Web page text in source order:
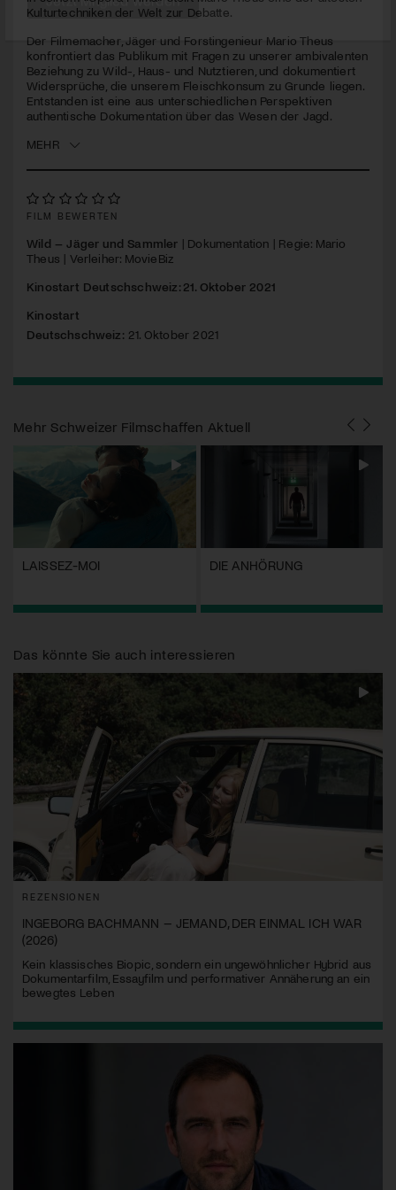
seconds
Kulturtechniken der Welt zur Debatte.
Der Filmemacher, Jäger und Forstingenieur Mario Theus
konfrontiert das Publikum mit Fragen zu unserer ambivalenten
Beziehung zu Wild-, Haus- und Nutztieren, und dokumentiert
Widersprüche, die unserem Fleischkonsum zu Grunde liegen.
Entstanden ist eine aus unterschiedlichen Perspektiven
authentische Dokumentation über das Wesen der Jagd.
MEHR
FILM BEWERTEN
Wild – Jäger und Sammler | Dokumentation | Regie: Mario
Theus | Verleiher: MovieBiz
Kinostart Deutschschweiz: 21. Oktober 2021
Kinostart
Deutschschweiz: 21. Oktober 2021
Mehr Schweizer Filmschaffen Aktuell
LAISSEZ-MOI DIE ANHÖRUNG
Das könnte Sie auch interessieren
REZENSIONEN
INGEBORG BACHMANN – JEMAND, DER EINMAL ICH WAR
(2026)
Kein klassisches Biopic, sondern ein ungewöhnlicher Hybrid aus
Dokumentarfilm, Essayfilm und performativer Annäherung an ein
bewegtes Leben
Jetzt Mitglied werden